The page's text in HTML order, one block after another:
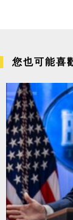
您也可能喜